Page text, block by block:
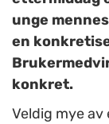
unge
en
konkret.
Veldig mye